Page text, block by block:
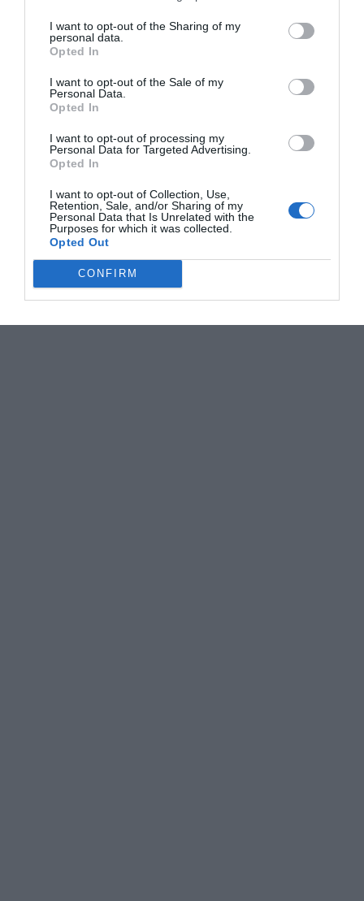
I want to opt-out of the Sharing of my
personal data.
Opted In
I want to opt-out of the Sale of my
Personal Data.
Opted In
I want to opt-out of processing my
Personal Data for Targeted Advertising.
Opted In
I want to opt-out of Collection, Use,
Retention, Sale, and/or Sharing of my
Personal Data that Is Unrelated with the
Purposes for which it was collected.
Opted Out
CONFIRM